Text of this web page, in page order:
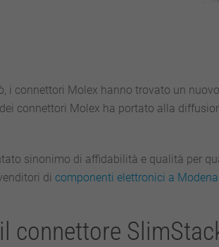
i connettori Molex hanno trovato un
connettori Molex ha portato alla
sinonimo di affidabilità e qualità per
di componenti elettronici a
connettore